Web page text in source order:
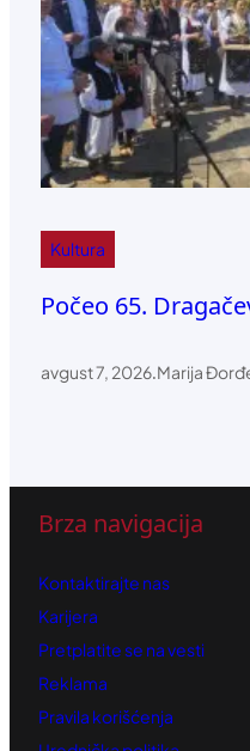
Kultura
Počeo 65.
avgust 7, 2026.Marija
Brza navigacija
Kontaktirajte nas
Karijera
Pretplatite se na vesti
Reklama
Pravila korišćenja